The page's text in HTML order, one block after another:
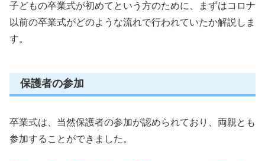
子どもの卒業式が初めてという方のために、まずはコロナ
以前の卒業式がどのような流れで行われていたか解説しま
す。
保護者の参加
卒業式は、当然保護者の参加が認められており、両親とも
参加することができました。